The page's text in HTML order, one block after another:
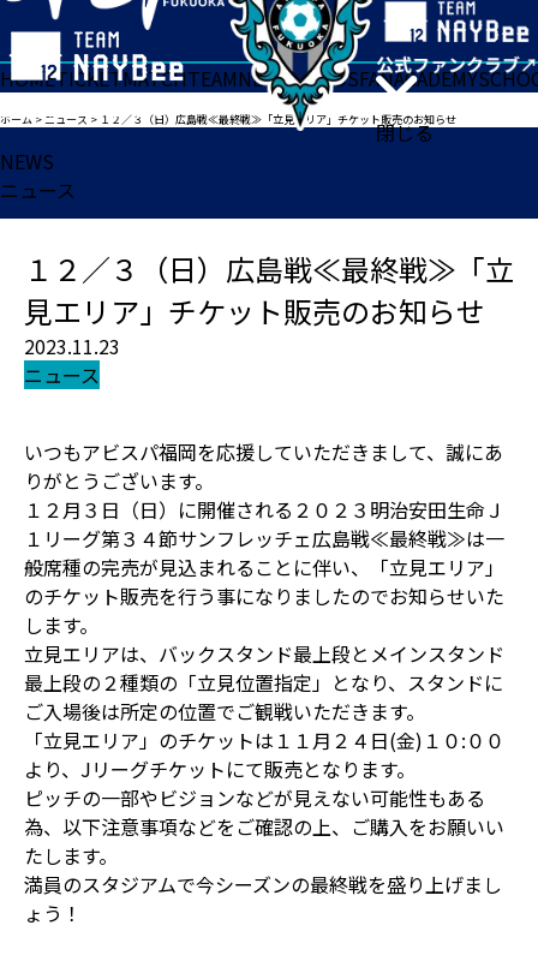
閉じる
HOMETICKETMATCHTEAMNEWSGOODSFANACADEMY
ホーム >ニュース > １２／３（日）広島戦≪最終戦≫「立見エリア」チケット販売のお知らせ
NEWS
ニュース
１２／３（日）広島戦≪最終戦≫「立
見エリア」チケット販売のお知らせ
2023.11.23
ニュース
いつもアビスパ福岡を応援していただきまして、誠にあ
りがとうございます。
１２月３日（日）に開催される２０２３明治安田生命Ｊ
１リーグ第３４節サンフレッチェ広島戦≪最終戦≫は一
般席種の完売が見込まれることに伴い、「立見エリア」
のチケット販売を行う事になりましたのでお知らせいた
します。
立見エリアは、バックスタンド最上段とメインスタンド
最上段の２種類の「立見位置指定」となり、スタンドに
ご入場後は所定の位置でご観戦いただきます。
「立見エリア」のチケットは１１月２４日(金)１０:００
より、Jリーグチケットにて販売となります。
ピッチの一部やビジョンなどが見えない可能性もある
為、以下注意事項などをご確認の上、ご購入をお願いい
たします。
満員のスタジアムで今シーズンの最終戦を盛り上げまし
ょう！